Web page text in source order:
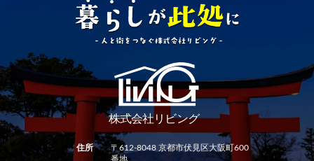
住所
〒612-8048 京都市伏見区大阪町600
番地